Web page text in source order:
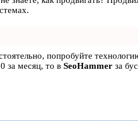
попробуйте
за месяц, то в SeoHammer за